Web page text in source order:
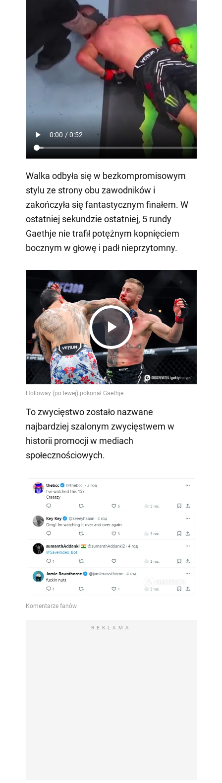
Walka odbyła się w bezkompromisowym
stylu ze strony obu zawodników i
zakończyła się fantastycznym finałem. W
ostatniej sekundzie ostatniej, 5 rundy
Gaethje nie trafił potężnym kopnięciem
bocznym w głowę i padł nieprzytomny.
Play
Video
To zwycięstwo zostało nazwane
najbardziej szalonym zwycięstwem w
historii promocji w mediach
społecznościowych.
REKLAMA